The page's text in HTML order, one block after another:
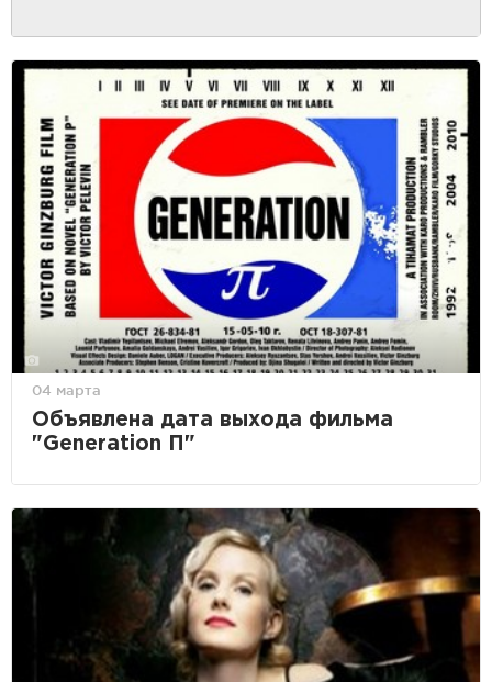
04 марта
Объявлена дата выхода фильма
"Generation П"